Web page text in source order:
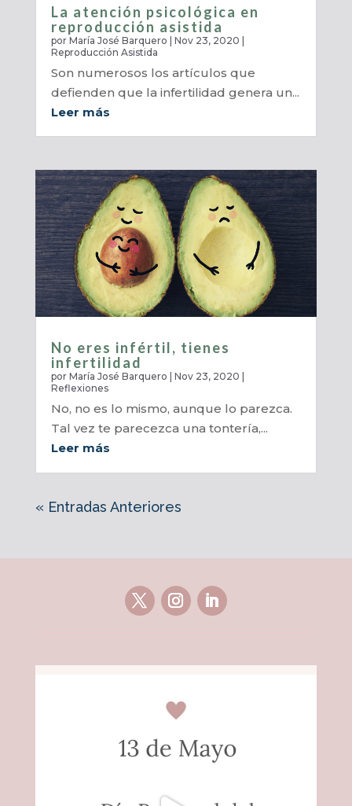
La atención psicológica en
reproducción asistida
por María José Barquero | Nov 23, 2020 |
Reproducción Asistida
Son numerosos los artículos que
defienden que la infertilidad genera un...
Leer más
No eres infértil, tienes
infertilidad
por María José Barquero Nov 23, 2020
Reflexiones
No, no es lo mismo, aunque lo parezca.
Tal vez te parecezca una tontería,...
Leer más
« Entradas Anteriores